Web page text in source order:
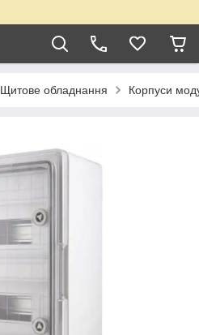
Щитове обладнання Корпуси